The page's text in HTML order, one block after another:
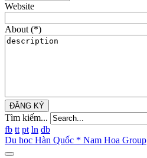
Website
About (*)
ĐĂNG KÝ
Tìm kiếm...
fb tt pt ln db
Du học Hàn Quốc * Nam Hoa Group